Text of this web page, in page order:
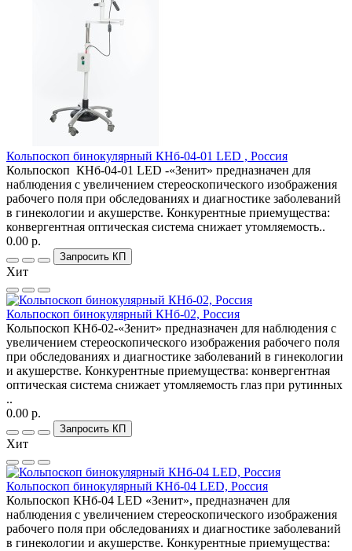
Кольпоскоп бинокулярный КНб-04-01 LED , Россия
Кольпоскоп КНб-04-01 LED -«Зенит» предназначен для
наблюдения с увеличением стереоскопического изображения
рабочего поля при обследованиях и диагностике заболеваний
в гинекологии и акушерстве. Конкурентные приемущества:
конвергентная оптическая система снижает утомляемость..
0.00 р.
Запросить КП
Хит
Кольпоскоп бинокулярный КНб-02, Россия
Кольпоскоп КНб-02-«Зенит» предназначен для наблюдения с
увеличением стереоскопического изображения рабочего поля
при обследованиях и диагностике заболеваний в гинекологии
и акушерстве. Конкурентные приемущества: конвергентная
оптическая система снижает утомляемость глаз при рутинных
..
0.00 р.
Запросить КП
Хит
Кольпоскоп бинокулярный КНб-04 LED, Россия
Кольпоскоп КНб-04 LED «Зенит», предназначен для
наблюдения с увеличением стереоскопического изображения
рабочего поля при обследованиях и диагностике заболеваний
в гинекологии и акушерстве. Конкурентные приемущества: